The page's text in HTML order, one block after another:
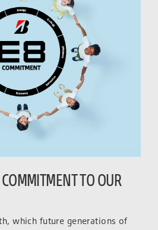
TO OUR
which future generations of